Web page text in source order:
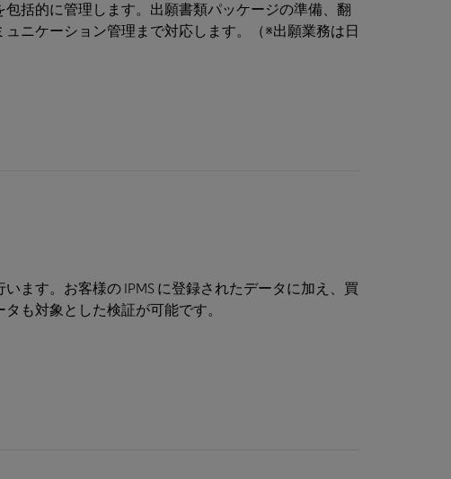
括的に管理します。出願書類パッケージの準備、翻
ニケーション管理まで対応します。（※出願業務は日
ます。お客様の IPMS に登録されたデータに加え、買
も対象とした検証が可能です。